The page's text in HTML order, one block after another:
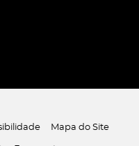
Mapa do Site